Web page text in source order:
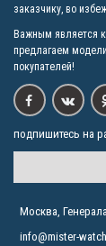
заказчику, во
Важным является
предлагаем
покупателей!
подпишитесь на
Москва,
info@mister-